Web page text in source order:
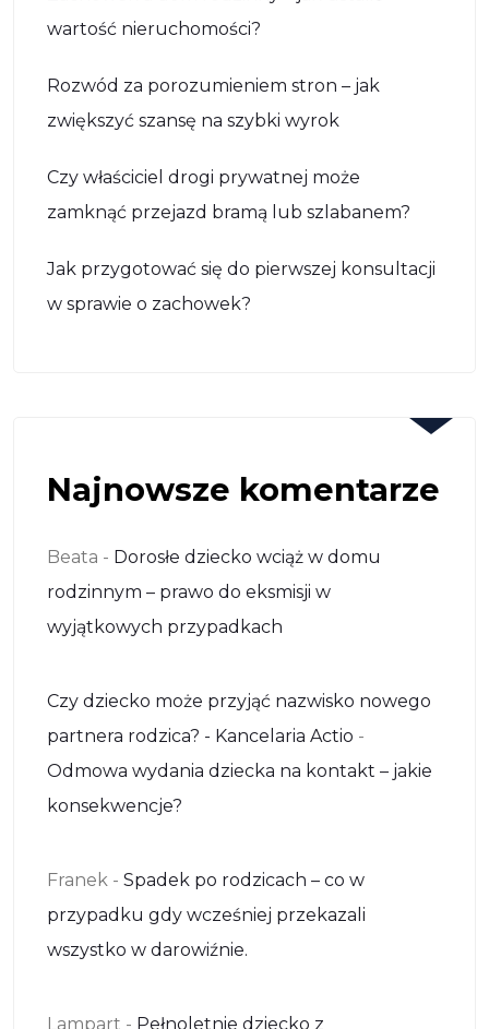
wartość nieruchomości?
Rozwód za porozumieniem stron – jak
zwiększyć szansę na szybki wyrok
Czy właściciel drogi prywatnej może
zamknąć przejazd bramą lub szlabanem?
Jak przygotować się do pierwszej konsultacji
w sprawie o zachowek?
Najnowsze komentarze
Beata - Dorosłe dziecko wciąż w domu
rodzinnym – prawo do eksmisji w
wyjątkowych przypadkach
Czy dziecko może przyjąć nazwisko nowego
partnera rodzica? - Kancelaria Actio -
Odmowa wydania dziecka na kontakt – jakie
konsekwencje?
Franek - Spadek po rodzicach – co w
przypadku gdy wcześniej przekazali
wszystko w darowiźnie.
Lampart - Pełnoletnie dziecko z